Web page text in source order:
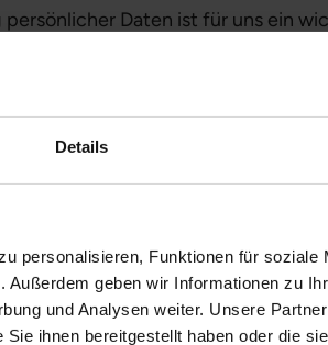
Details
personalisieren, Funktionen für soziale
geben wir Informationen zu
und Analysen weiter. Unsere
ihnen bereitgestellt haben oder die
Daten ist für uns ein
standardmäßig die Internet-
die Webseiten, die Sie
sind für die technische
Auswertung dieser
im Zuge der Datensicherung
Ihres Anliegens verwendet.
nicht.